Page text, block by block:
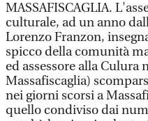
MASSAFISCAGLIA.
culturale, ad un anno
Lorenzo Franzon,
spicco della comunità
ed assessore alla Culura
Massafiscaglia)
nei giorni scorsi a
quello condiviso dai